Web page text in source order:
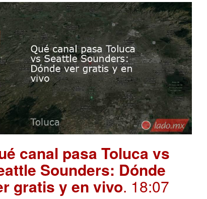
canal pasa Toluca vs
Sounders: Dónde
gratis y en vivo. 18:07